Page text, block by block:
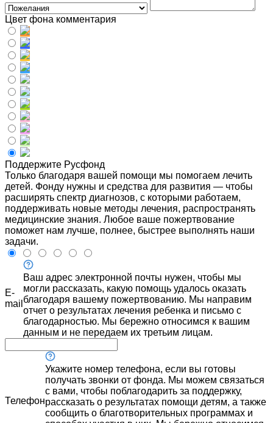
Цвет фона комментария
Поддержите Русфонд
Только благодаря вашей помощи мы помогаем лечить
детей. Фонду нужны и средства для развития — чтобы
расширять спектр диагнозов, с которыми работаем,
поддерживать новые методы лечения, распространять
медицинские знания. Любое ваше пожертвование
поможет нам лучше, полнее, быстрее выполнять наши
задачи.
E-
mail
Ваш адрес электронной почты нужен, чтобы мы
могли рассказать, какую помощь удалось оказать
благодаря вашему пожертвованию. Мы направим
отчет о результатах лечения ребенка и письмо с
благодарностью. Мы бережно относимся к вашим
данным и не передаем их третьим лицам.
Телефон
Укажите номер телефона, если вы готовы
получать звонки от фонда. Мы можем связаться
с вами, чтобы поблагодарить за поддержку,
рассказать о результатах помощи детям, а также
сообщить о благотворительных программах и